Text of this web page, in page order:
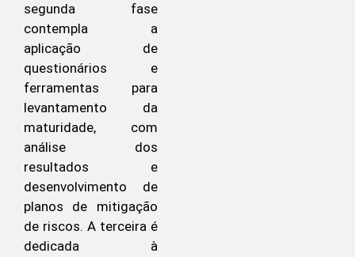
segunda fase
contempla a
aplicação de
questionários e
ferramentas para
levantamento da
maturidade, com
análise dos
resultados e
desenvolvimento de
planos de mitigação
de riscos. A terceira é
dedicada à